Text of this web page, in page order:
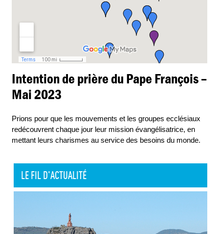
Intention de prière du Pape François –
Mai 2023
Prions pour que les mouvements et les groupes ecclésiaux
redécouvrent chaque jour leur mission évangélisatrice, en
mettant leurs charismes au service des besoins du monde.
LE FIL D'ACTUALITÉ